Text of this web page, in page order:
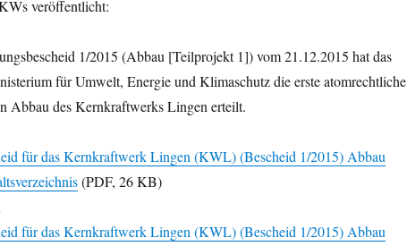
veröffentlicht:
1/2015 (Abbau [Teilprojekt 1]) vom 21.12.2015 hat das
für Umwelt, Energie und Klimaschutz die erste atomrechtliche
Abbau des Kernkraftwerks Lingen erteilt.
für das Kernkraftwerk Lingen (KWL) (Bescheid 1/2015) Abbau
(PDF, 26 KB)
für das Kernkraftwerk Lingen (KWL) (Bescheid 1/2015) Abbau